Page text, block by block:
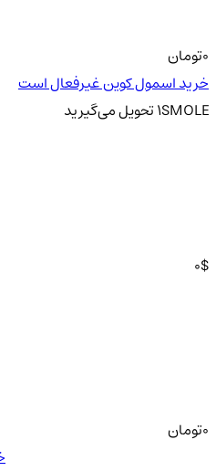
تومان
خرید اسمول کوین غیرفعال است
1SMOLEتحویلمی‌گیرید
0$
تومان